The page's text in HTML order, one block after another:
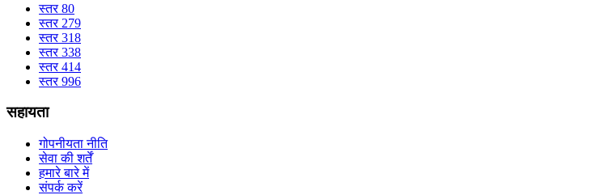
स्तर 80
स्तर 279
स्तर 318
स्तर 338
स्तर 414
स्तर 996
सहायता
गोपनीयता नीति
सेवा की शर्तें
हमारे बारे में
संपर्क करें